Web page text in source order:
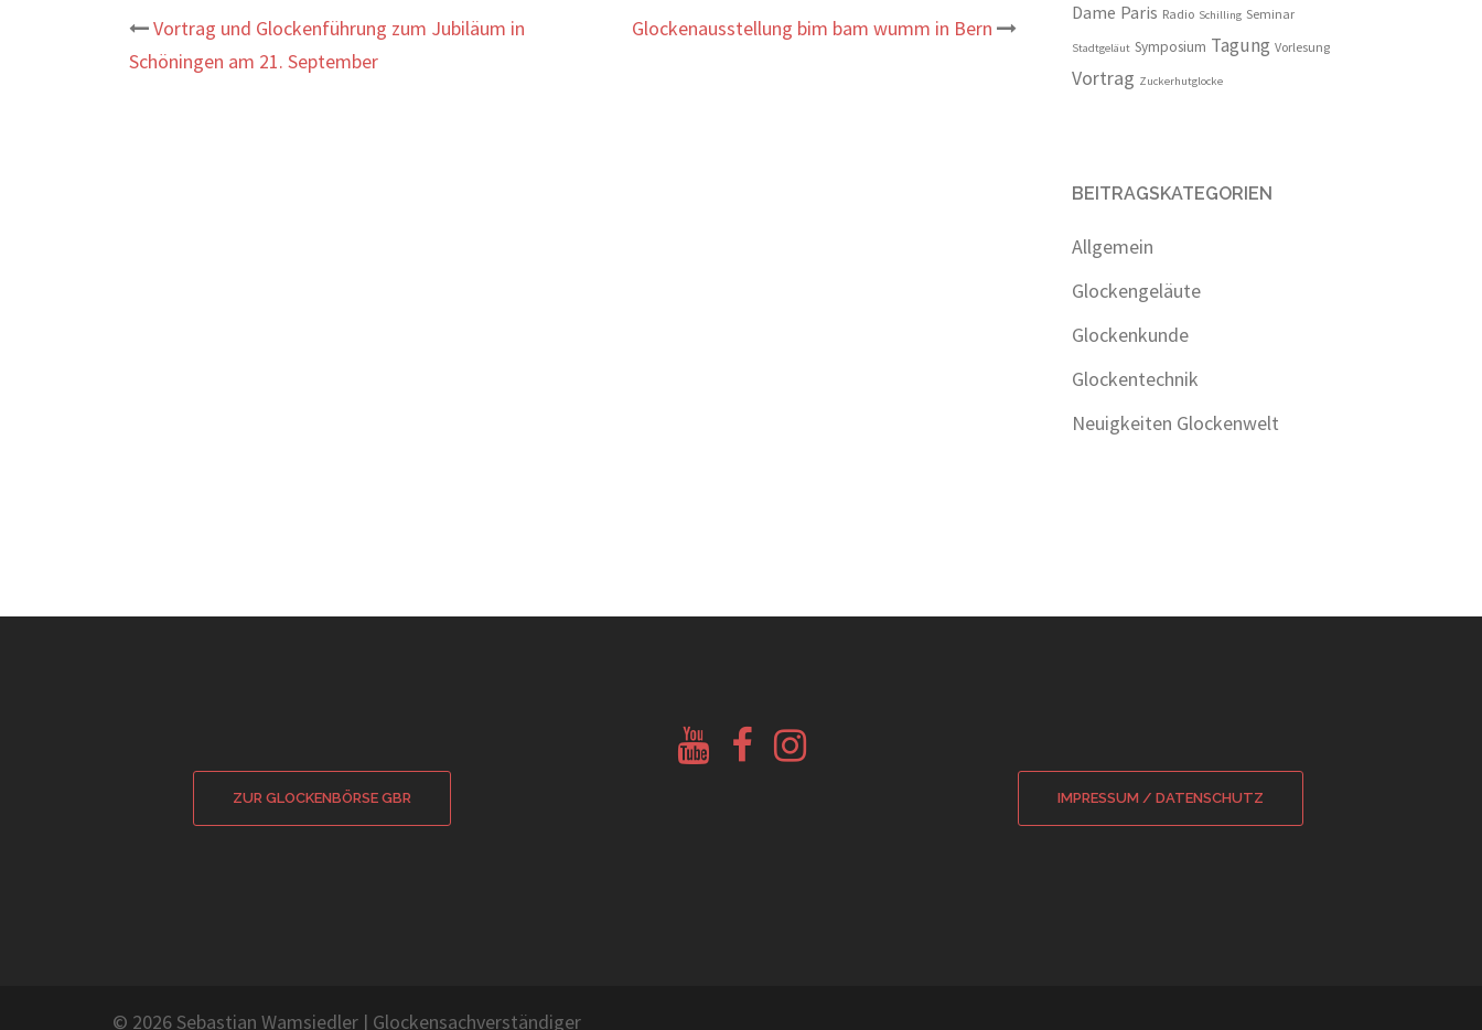
Beitrags-
Navigation
Vortrag und Glockenführung zum Jubiläum in
Schöningen am 21. September
Glockenausstellung bim bam wumm in Bern
Dame Paris Radio Schilling Seminar
Stadtgeläut Symposium Tagung Vorlesung
Vortrag Zuckerhutglocke
BEITRAGSKATEGORIEN
Allgemein
Glockengeläute
Glockenkunde
Glockentechnik
Neuigkeiten Glockenwelt
ZUR GLOCKENBÖRSE GBR
Youtube
Glockenberatung
Facebook
Glockenbörse
Instagram
Glockenbörse
IMPRESSUM / DATENSCHUTZ
© 2026 Sebastian Wamsiedler | Glockensachverständiger